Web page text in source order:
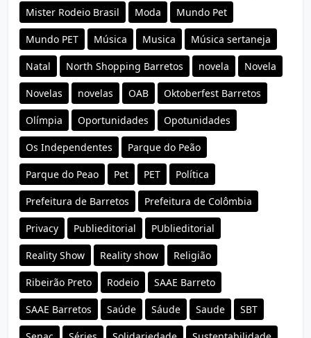
Mister Rodeio Brasil Moda Mundo Pet
Mundo PET Música Musica Música sertaneja
Natal North Shopping Barretos novela Novela
Novelas novelas OAB Oktoberfest Barretos
Olímpia Oportunidades Opotunidades
Os Independentes Parque do Peão
Parque do Peao Pet PET Política
Prefeitura de Barretos Prefeitura de Colômbia
Privacy Publieditorial PUblieditorial
Reality Show Reality show Religião
Ribeirão Preto Rodeio SAAE Barreto
SAAE Barretos Saúde Sáude Saude SBT